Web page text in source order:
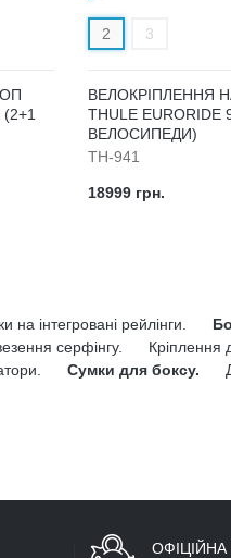
(2+1
2 3
ВЕЛОКРІПЛЕННЯ
THULE EURORIDE
ВЕЛОСИПЕДИ)
TH-941
18999 грн.
на інтегровані рейлінги.
серфінгу. Кріплення
Сумки для боксу.
ОФІЦІЙНА